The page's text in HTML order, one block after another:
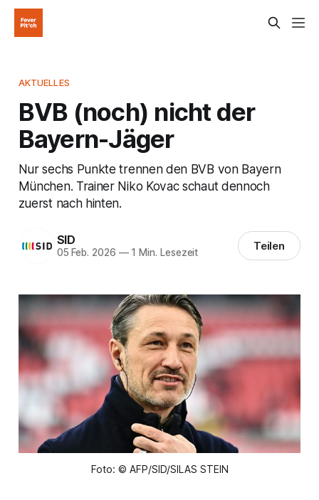
AKTUELLES
BVB (noch) nicht der
Bayern-Jäger
Nur sechs Punkte trennen den BVB von Bayern
München. Trainer Niko Kovac schaut dennoch
zuerst nach hinten.
SID
05 Feb. 2026 —1 Min. Lesezeit Teilen
Foto: © AFP/SID/SILAS STEIN